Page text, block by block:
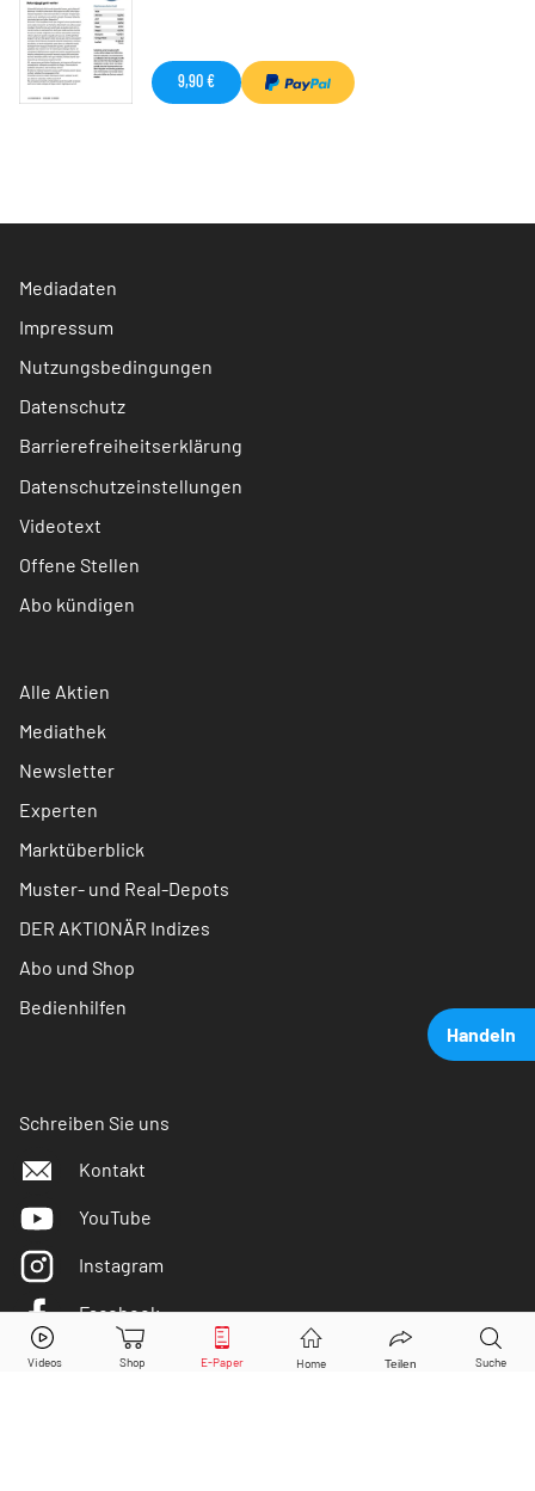
Handeln
IVU Traffic Aktie jetzt handeln?
9,90 €
Mediadaten
Impressum
Nutzungsbedingungen
Datenschutz
Barrierefreiheitserklärung
Datenschutzeinstellungen
Videotext
Offene Stellen
Abo kündigen
Alle Aktien
Mediathek
Newsletter
Experten
Marktüberblick
Muster- und Real-Depots
DER AKTIONÄR Indizes
Abo und Shop
Bedienhilfen
Schreiben Sie uns
Kontakt
YouTube
Instagram
Facebook
Twitter